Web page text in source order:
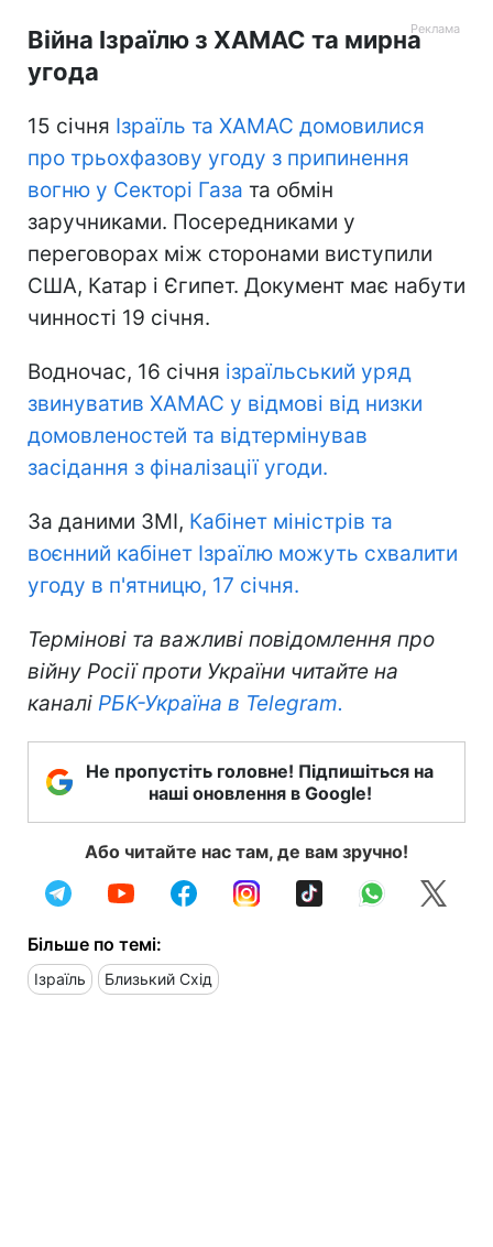
Війна Ізраїлю з ХАМАС та мирна
угода
15 січня Ізраїль та ХАМАС домовилися
про трьохфазову угоду з припинення
вогню у Секторі Газа та обмін
заручниками. Посередниками у
переговорах між сторонами виступили
США, Катар і Єгипет. Документ має набути
чинності 19 січня.
Водночас, 16 січня ізраїльський уряд
звинуватив ХАМАС у відмові від низки
домовленостей та відтермінував
засідання з фіналізації угоди.
За даними ЗМІ, Кабінет міністрів та
воєнний кабінет Ізраїлю можуть схвалити
угоду в п'ятницю, 17 січня.
Термінові та важливі повідомлення про
війну Росії проти України читайте на
каналі РБК-Україна в Telegram.
Не пропустіть головне! Підпишіться на
наші оновлення в Google!
Або читайте нас там, де вам зручно!
Більше по темі:
Ізраїль Близький Схід